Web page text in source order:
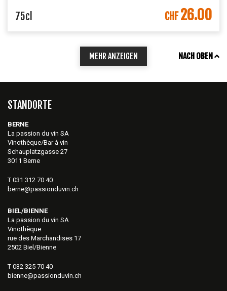
IN DEN WARENKORB
75cl CHF26.00
MEHR ANZEIGEN NACH OBEN
STANDORTE
BERNE
La passion du vin SA
Vinothèque/Bar à vin
Schauplatzgasse 27
3011 Berne
T 031 312 70 40
berne@passionduvin.ch
BIEL/BIENNE
La passion du vin SA
Vinothèque
rue des Marchandises 17
2502 Biel/Bienne
T 032 325 70 40
bienne@passionduvin.ch